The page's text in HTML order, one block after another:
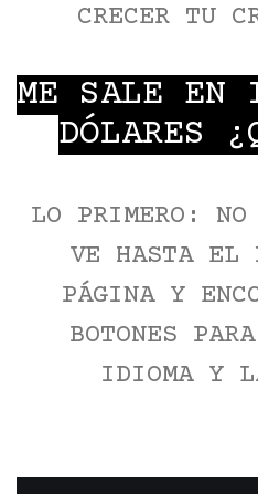
CRECER TU
ME SALE EN
DÓLARES
LO PRIMERO:
VE HASTA
PÁGINA Y
BOTONES
IDIOMA Y